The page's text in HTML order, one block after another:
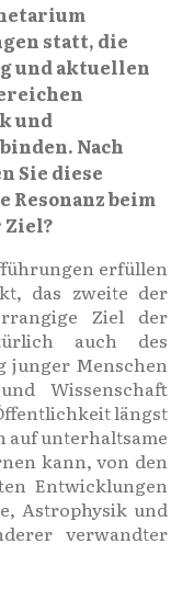
statt, die
und aktuellen
und
Nach
Sie diese
beim
Ziel?
erfüllen
das zweite der
Ziel der
auch des
junger Menschen
Wissenschaft
längst
auf unterhaltsame
kann, von den
Entwicklungen
Astrophysik und
verwandter